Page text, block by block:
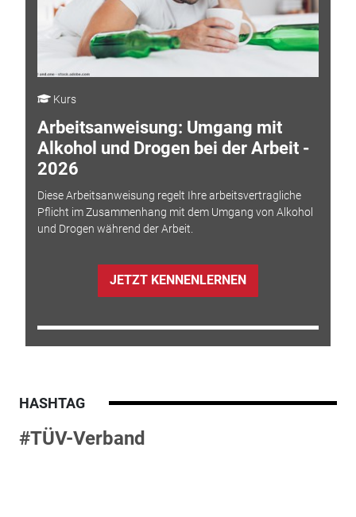
Kurs
Arbeitsanweisung: Umgang mit
Alkohol und Drogen bei der Arbeit -
2026
Diese Arbeitsanweisung regelt Ihre arbeitsvertragliche
Pflicht im Zusammenhang mit dem Umgang von Alkohol
und Drogen während der Arbeit.
JETZT KENNENLERNEN
HASHTAG
#TÜV-Verband